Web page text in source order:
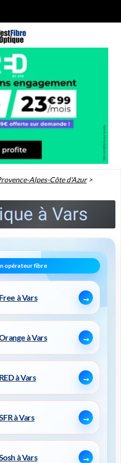
Alpes-Côte d'Azur>
à Vars
à Vars
à Vars
à Vars
à Vars
à Vars